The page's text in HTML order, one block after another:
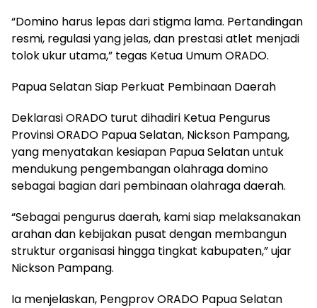
“Domino harus lepas dari stigma lama. Pertandingan
resmi, regulasi yang jelas, dan prestasi atlet menjadi
tolok ukur utama,” tegas Ketua Umum ORADO.
Papua Selatan Siap Perkuat Pembinaan Daerah
Deklarasi ORADO turut dihadiri Ketua Pengurus
Provinsi ORADO Papua Selatan, Nickson Pampang,
yang menyatakan kesiapan Papua Selatan untuk
mendukung pengembangan olahraga domino
sebagai bagian dari pembinaan olahraga daerah.
“Sebagai pengurus daerah, kami siap melaksanakan
arahan dan kebijakan pusat dengan membangun
struktur organisasi hingga tingkat kabupaten,” ujar
Nickson Pampang.
Ia menjelaskan, Pengprov ORADO Papua Selatan